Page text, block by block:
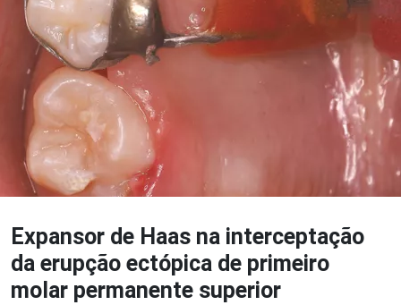
Expansor de Haas na interceptação
da erupção ectópica de primeiro
molar permanente superior